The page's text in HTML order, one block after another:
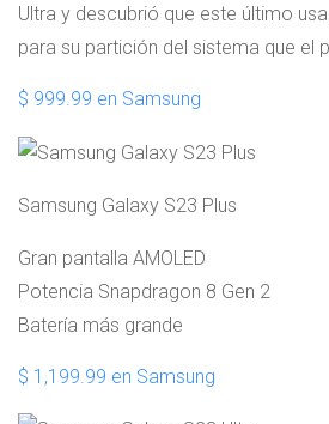
Ultra y descubrió que este último
para su partición del sistema que el
$ 999.99 en Samsung
Samsung Galaxy S23 Plus
Gran pantalla AMOLED
Potencia Snapdragon 8 Gen 2
Batería más grande
$ 1,199.99 en Samsung